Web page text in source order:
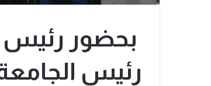
بحضور رئيس
رئيس